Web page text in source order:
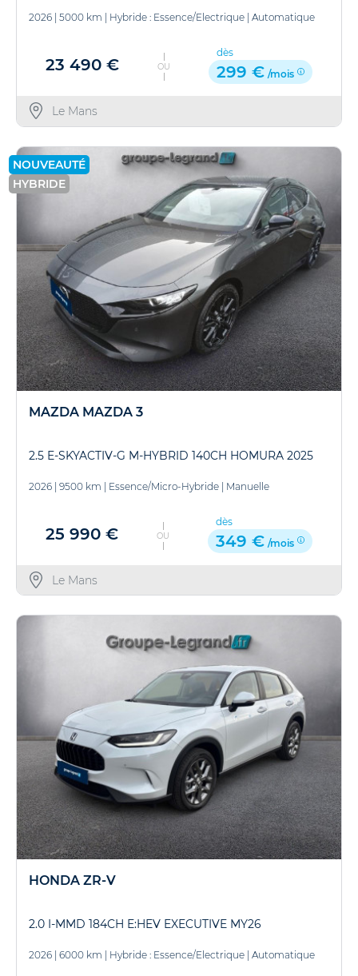
2026 5000 km Hybride : Essence/Electrique Automatique
23 490 € OU
dès
299 € /mois
Le Mans
NOUVEAUTÉ
HYBRIDE
MAZDA MAZDA 3
2.5 E-SKYACTIV-G M-HYBRID 140CH HOMURA 2025
2026 | 9500 km | Essence/Micro-Hybride | Manuelle
25 990 € OU
dès
349 € /mois
Le Mans
HONDA ZR-V
2.0 I-MMD 184CH E:HEV EXECUTIVE MY26
2026 6000 km Hybride : Essence/Electrique Automatique